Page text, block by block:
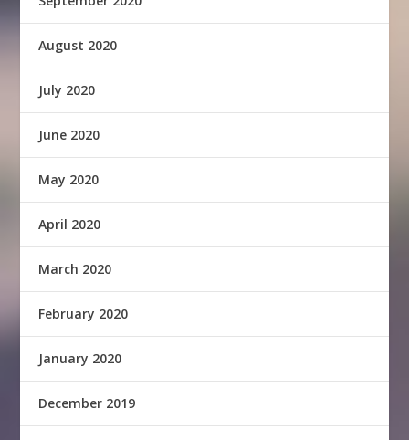
August 2020
July 2020
June 2020
May 2020
April 2020
March 2020
February 2020
January 2020
December 2019